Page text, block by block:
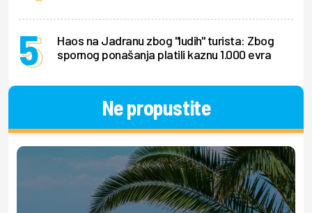
Haos na Jadranu zbog "ludih" turista: Zbog
spornog ponašanja platili kaznu 1.000 evra
Ne propustite